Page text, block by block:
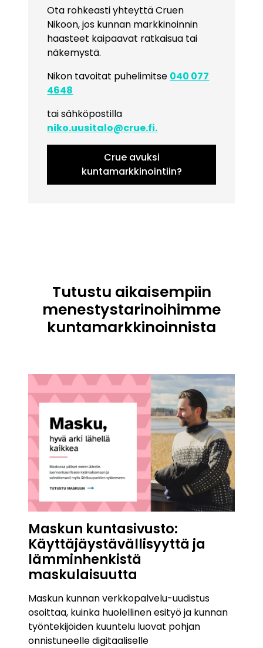
Ota rohkeasti yhteyttä Cruen
Nikoon, jos kunnan markkinoinnin
haasteet kaipaavat ratkaisua tai
näkemystä.
Nikon tavoitat puhelimitse 040 077
4648
tai sähköpostilla
niko.uusitalo@crue.fi.
Crue avuksi
kuntamarkkinointiin?
Tutustu aikaisempiin
menestystarinoihimme
kuntamarkkinoinnista
Maskun kuntasivusto:
Käyttäjäystävällisyyttä ja
lämminhenkistä
maskulaisuutta
Maskun kunnan verkkopalvelu-uudistus
osoittaa, kuinka huolellinen esityö ja kunnan
työntekijöiden kuuntelu luovat pohjan
onnistuneelle digitaaliselle